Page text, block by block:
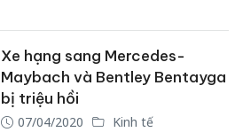
Xe hạng sang Mercedes-
Maybach và Bentley Bentayga
bị triệu hồi
07/04/2020 Kinh tế